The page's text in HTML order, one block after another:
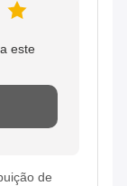
este
de